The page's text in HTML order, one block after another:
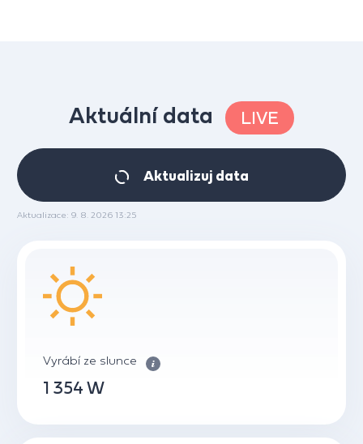
Aktuální data LIVE
Aktualizuj data
Aktualizace: 9. 8. 2026 13:25
Vyrábí ze slunce
1 354 W